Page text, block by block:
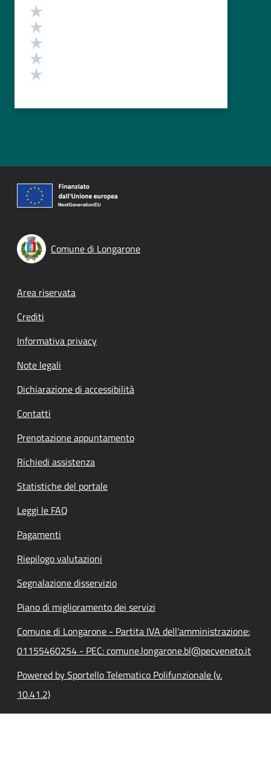
Valutazione
Comune di Longarone
Footer menu
Area riservata
Crediti
Informativa privacy
Note legali
Dichiarazione di accessibilità
Contatti
Prenotazione appuntamento
Richiedi assistenza
Statistiche del portale
Leggi le FAQ
Pagamenti
Riepilogo valutazioni
Segnalazione disservizio
Piano di miglioramento dei servizi
Comune di Longarone - Partita IVA dell'amministrazione:
01155460254 - PEC: comune.longarone.bl@pecveneto.it
Powered by Sportello Telematico Polifunzionale (v.
10.41.2)